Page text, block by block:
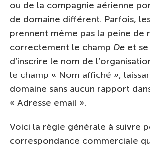
ou de la compagnie aérienne
de domaine différent. Parfois,
prennent même pas la peine de
correctement le champ De et
d’inscrire le nom de
le champ « Nom affiché »,
domaine sans aucun rapport
« Adresse email ».
Voici la règle générale à suivre
correspondance commerciale